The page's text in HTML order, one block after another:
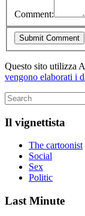
Comment:
Questo sito utilizza
vengono elaborati i
Il vignettista
The cartoonist
Social
Sex
Politic
Last Minute